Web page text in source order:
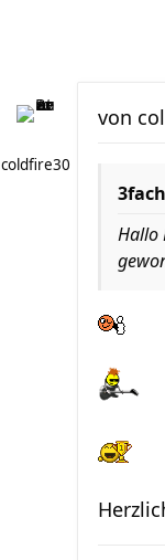
coldfire30
von
Hallo